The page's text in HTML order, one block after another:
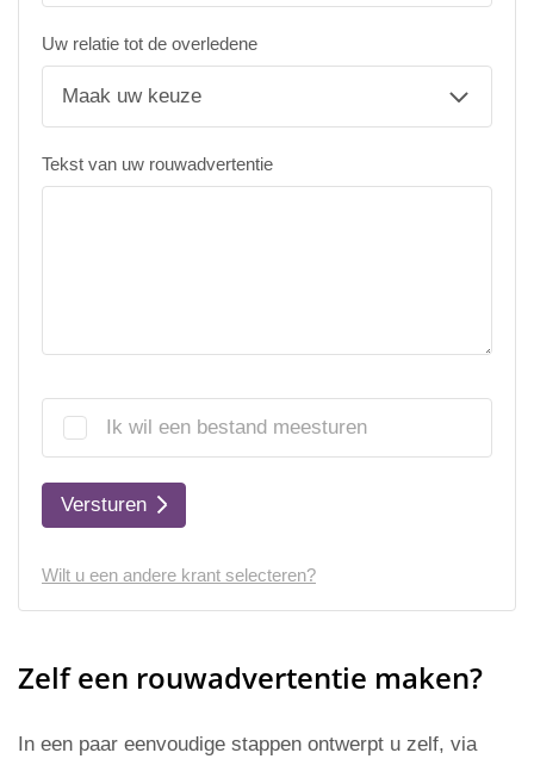
Uw relatie tot de overledene
Tekst van uw rouwadvertentie
Ik wil een bestand meesturen
Versturen
Wilt u een andere krant selecteren?
Zelf een rouwadvertentie maken?
In een paar eenvoudige stappen ontwerpt u zelf, via